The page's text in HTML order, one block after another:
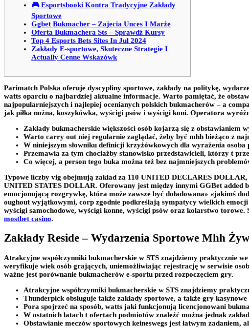
🎮 Esportsbooki Kontra Tradycyjne Zakłady
Sportowe
Ggbet Bukmacher – Zajecia Unces I Marże
Oferta Bukmachera Sts – Sprawdź Kursy
Top 4 Esports Bets Sites In Jul 2024
Zakłady E-sportowe, Skuteczne Strategie I
Actually Cenne Wskazówk
Parimatch Polska oferuje dyscypliny sportowe, zakłady na politykę,
watts oparciu o najbardziej aktualne informacje. Warto pamiętać, że
najpopularniejszych i najlepiej ocenianych polskich bukmacherów – a
jak piłka nożna, koszykówka, wyścigi psów i wyścigi koni. Operatora
Zakłady bukmacherskie większości osób kojarzą się z obstawianiem
Warto carry out niej regularnie zaglądać, żeby być mhh bieżąco z
W niniejszym słowniku definicji krzyżówkowych dla wyrażenia
Przemawia za tym chociażby stanowisko przedstawicieli, którzy t
Co więcej, a person tego buka można też bez najmniejszych
Typowe liczby vig obejmują zakład za 110 UNITED DECLARES
UNITED STATES DOLLAR. Oferowany jest między innymi GGBet added
emocjonującą rozgrywkę, która może zawsze być doładowana» «jakimś
oughout wyjątkowymi, corp zgodnie podkreślają sympatycy wielkich
wyścigi samochodowe, wyścigi konne, wyścigi psów oraz kolarstwo
mostbet casino.
Zakłady Reside – Wydarzenia Sportowe Mhh
Atrakcyjne współczynniki bukmacherskie w STS znajdziemy praktycznie
weryfikuje wiek osób grających, uniemożliwiając rejestrację w serwisie
ważne jest porównanie bukmacherów e-sportu przed rozpoczęciem gry.
Atrakcyjne współczynniki bukmacherskie w STS znajdziemy
Thunderpick obsługuje także zakłady sportowe, a także gry
Pora spojrzeć na sposób, watts jaki funkcjonują licencjonowani
W ostatnich latach t ofertach podmiotów znaleźć można jednak
Obstawianie meczów sportowych keineswegs jest łatwym